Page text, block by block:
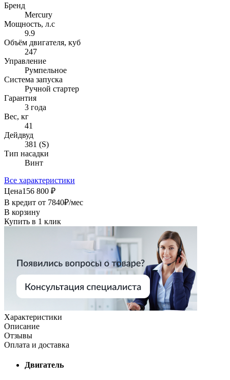
Бренд
Mercury
Мощность, л.с
9.9
Объём двигателя, куб
247
Управление
Румпельное
Система запуска
Ручной стартер
Гарантия
3 года
Вес, кг
41
Дейдвуд
381 (S)
Тип насадки
Винт
Все характеристики
Цена156 800 ₽
В кредит от 7840₽/мес
В корзину
Купить в 1 клик
Характеристики
Описание
Отзывы
Оплата и доставка
Двигатель